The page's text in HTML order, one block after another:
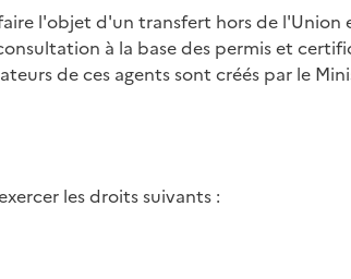
l'objet d'un transfert hors de l'Union
à la base des permis et
de ces agents sont créés par le
les droits suivants :